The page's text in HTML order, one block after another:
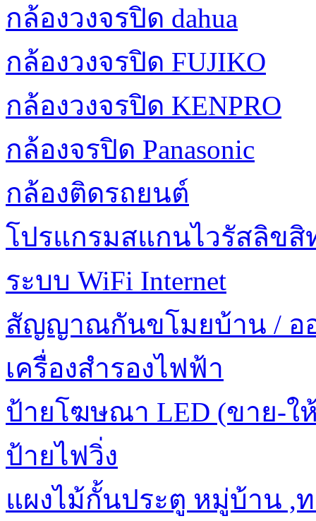
กล้องวงจรปิด dahua
กล้องวงจรปิด FUJIKO
กล้องวงจรปิด KENPRO
กล้องจรปิด Panasonic
กล้องติดรถยนต์
โปรแกรมสแกนไวรัสลิข
ระบบ WiFi Internet
สัญญาณกันขโมยบ้าน / อ
เครื่องสำรองไฟฟ้า
ป้ายโฆษณา LED (ขาย-ใ
ป้ายไฟวิ่ง
แผงไม้กั้นประตู หมู่บ้าน ,ท